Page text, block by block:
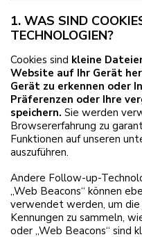
1. WAS SIND
TECHNOLOGIEN?
Cookies sind kleine
Website auf Ihr Gerät
Gerät zu erkennen oder
Präferenzen oder Ihre
speichern. Sie werden
Browsererfahrung zu
Funktionen auf unseren
auszuführen.
Andere Follow-up-
„Web Beacons“ können
verwendet werden, um
Kennungen zu sammeln,
oder „Web Beacons“ sind